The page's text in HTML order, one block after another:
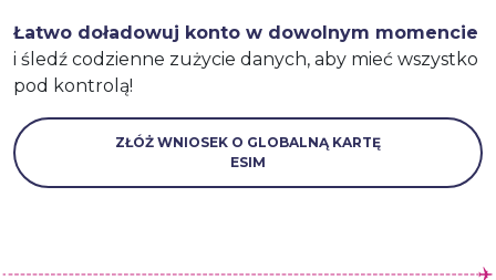
Łatwo doładowuj konto w dowolnym momencie
i śledź codzienne zużycie danych, aby mieć wszystko
pod kontrolą!
ZŁÓŻ WNIOSEK O GLOBALNĄ KARTĘ
ESIM